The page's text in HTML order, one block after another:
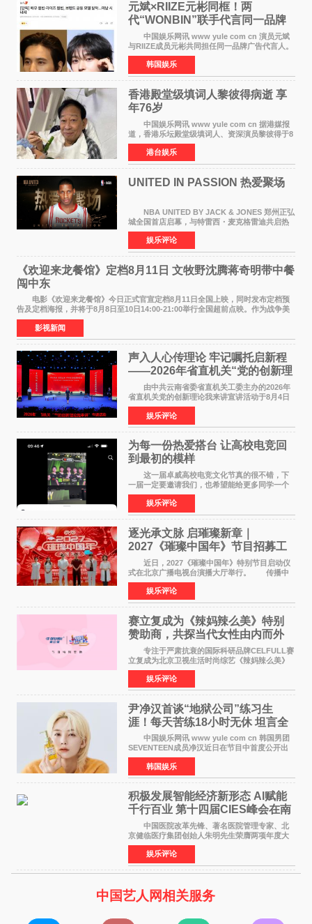
元斌×RIIZE元彬同框！两
代“WONBIN”联手代言同一品牌
颜值天花板合体
中国娱乐网讯 www yule com cn 演员元斌
与RIIZE成员元彬共同担任同一品牌广告代言人。
6日据独家报道，继演员元斌之后，RIIZE元彬最
近也被选为某在线中介平台A公司的共同广告代言
人，两人将作
韩国娱乐
香港殿堂级填词人黎彼得病逝 享
年76岁​
中国娱乐网讯 www yule com cn 据港媒报
道，香港乐坛殿堂级填词人、资深演员黎彼得于8
月5日上午因病离世，终年76岁。好友钟志光透
露，黎彼得今年3月中风后便卧床休养，身体机能
持续衰退，最
港台娱乐
UNITED IN PASSION 热爱聚场
NBA UNITED BY JACK & JONES 郑州正弘
城全国首店启幕，与特雷西・麦克格雷迪共启热
爱 2026 年7 月21 日，
NBAUNITEDBYJACK&JONES 全国首店，于郑
州正弘城正式启幕。NBA 传奇球星
娱乐评论
《欢迎来龙餐馆》定档8月11日 文牧野沈腾蒋奇明带中餐
闯中东
电影《欢迎来龙餐馆》今日正式官宣定档8月11日全国上映，同时发布定档预
告及定档海报，并将于8月8日至10日14:00-21:00举行全国超前点映。作为战争美
食大片，影片讲述的是中国厨师徐福（沈腾
影视新闻
声入人心传理论 牢记嘱托启新程
——2026年省直机关“党的创新理
论我来讲”宣讲活动圆满落幕
由中共云南省委省直机关工委主办的2026年
省直机关党的创新理论我来讲宣讲活动于8月4日
至5日在昆明举办。活动以 "牢记嘱托 感恩奋进
开创云南发展新局面 "为主题，坚持以新时代中国
特色社会主义
娱乐评论
为每一份热爱搭台 让高校电竞回
到最初的模样
这一届卓威高校电竞文化节真的很不错，下
一届一定要邀请我们，也希望能给更多同学一个
来到现场的机会。 2026卓威高校电竞文化节
已经落下帷幕，在活动结束后，仍有不少高校电
竞社负责人和现
娱乐评论
逐光承文脉 启璀璨新章｜
2027《璀璨中国年》节目招募工
作圆满启动
近日，2027《璀璨中国年》特别节目启动仪
式在北京广播电视台演播大厅举行。 传播中
华优秀传统文化，弘扬纯正国风艺术，打造高规
格、高质感、正能量的文艺盛典，是璀璨中国年
矢志不渝的初心
娱乐评论
赛立复成为《辣妈辣么美》特别
赞助商，共探当代女性由内而外
活力美
专注于严肃抗衰的国际科研品牌CELFULL赛
立复成为北京卫视生活时尚综艺《辣妈辣么美》
的特别赞助商,明星辣妈袁咏仪倾情参与，向广大
都市女性传递健康生活新主张，寄语当代女性在
家庭与自我之间
娱乐评论
尹净汉首谈“地狱公司”练习生
涯！每天苦练18小时无休 坦言全
靠成员撑过来
中国娱乐网讯 www yule com cn 韩国男团
SEVENTEEN成员净汉近日在节目中首度公开出
道前的残酷练习生经历，并提及经纪公司Pledis
娱乐，引发广泛关注。 在8月2日播出的日本
TBS综艺节目《周
韩国娱乐
积极发展智能经济新形态 Al赋能
千行百业 第十四届CIES峰会在南
京盛大召开
中国医院改革先锋、著名医院管理专家、北
京健临医疗集团创始人朱明先生荣膺两项年度大
奖 2026年7月31日，盛夏金陵，长江之畔，
以重落地·真务实·强链接为主题的2026&lsquo;人
工智能+&rsquo
娱乐评论
中国艺人网相关服务